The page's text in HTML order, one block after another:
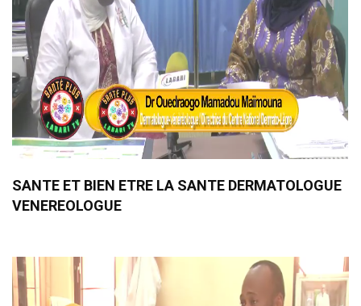
SANTE ET BIEN ETRE LA SANTE DERMATOLOGUE
VENEREOLOGUE